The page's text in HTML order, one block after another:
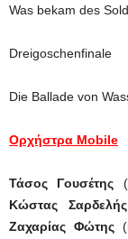
Was bekam des
Dreigoschenfinale
Die Ballade von
Ορχήστρα Mobile
Τάσος Γουσέτης
Κώστας Σαρδελής
Ζαχαρίας Φώτης